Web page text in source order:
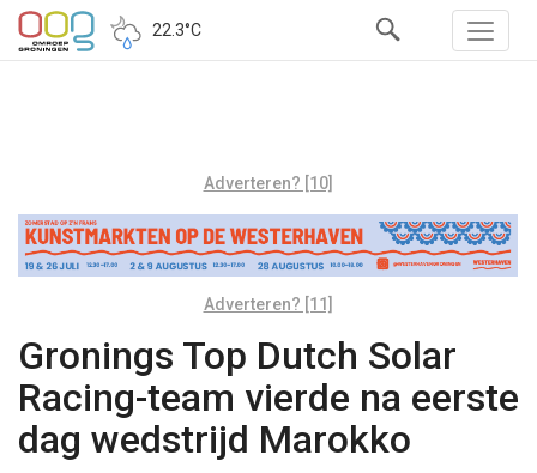
22.3°C
Adverteren? [10]
Adverteren? [11]
Gronings Top Dutch Solar
Racing-team vierde na eerste
dag wedstrijd Marokko